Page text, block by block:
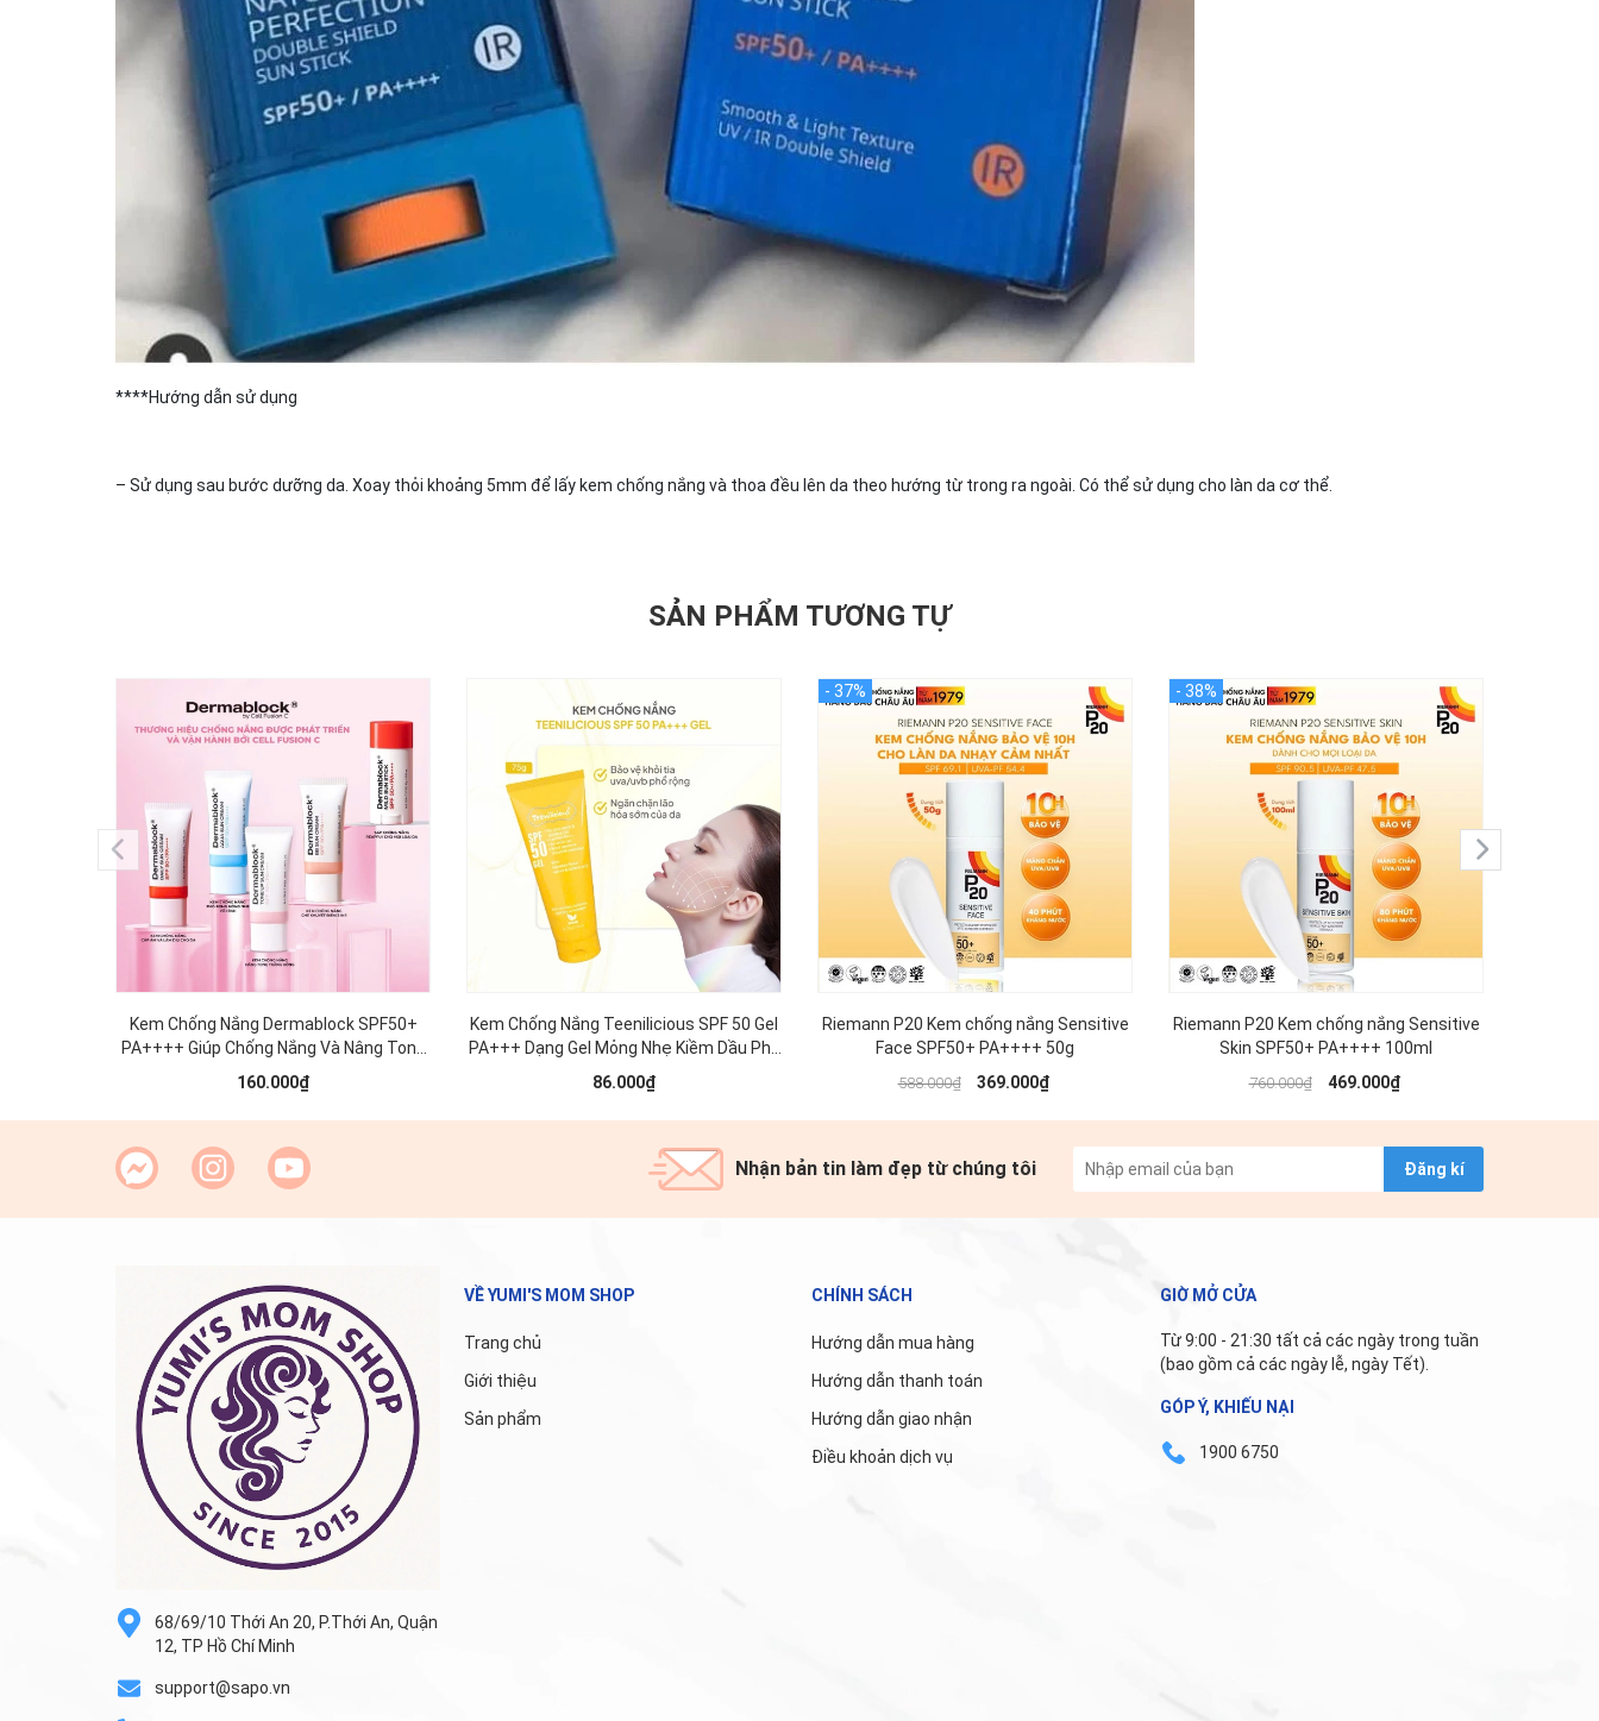
****Hướng dẫn sử dụng
– Sử dụng sau bước dưỡng da. Xoay thỏi khoảng 5mm để lấy kem chống nắng và thoa đều lên da theo hướng từ trong ra ngoài. Có thể sử dụng cho làn da cơ thể.
SẢN PHẨM TƯƠNG TỰ
Kem Chống Nắng Dermablock SPF50+
PA++++ Giúp Chống Nắng Và Nâng Tone
Cho Mọi Loại Da 35ml
160.000₫
Kem Chống Nắng Teenilicious SPF 50 Gel
PA+++ Dạng Gel Mỏng Nhẹ Kiềm Dầu Phù
Hợp Da Dầu Mụn, Nhạy Cảm 15g
86.000₫
Riemann P20 Kem chống nắng Sensitive
Face SPF50+ PA++++ 50g
588.000₫ 369.000₫
Riemann P20 Kem chống nắng Sensitive
Skin SPF50+ PA++++ 100ml
760.000₫ 469.000₫
Nhận bản tin làm đẹp từ chúng tôi Đăng kí
68/69/10 Thới An 20, P.Thới An, Quận
12, TP Hồ Chí Minh
support@sapo.vn
VỀ YUMI'S MOM SHOP
Trang chủ
Giới thiệu
Sản phẩm
CHÍNH SÁCH
Hướng dẫn mua hàng
Hướng dẫn thanh toán
Hướng dẫn giao nhận
Điều khoản dịch vụ
GIỜ MỞ CỬA
Từ 9:00 - 21:30 tất cả các ngày trong tuần
(bao gồm cả các ngày lễ, ngày Tết).
GÓP Ý, KHIẾU NẠI
1900 6750